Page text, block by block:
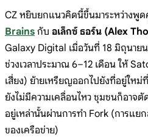
CZ หยิบยกแนวคิดนี้ขึ้นมาระหว่างพู
Brains กับ อเล็กซ์ ธอร์น (Alex
Galaxy Digital เมื่อวันที่ 18 มิถุนาย
ช่วงเวลาประมาณ 6–12 เดือน ให้
เสี่ยง) ย้ายเหรียญออกไปยังที่อยู่ให
ยังไม่มีความเคลื่อนไหว ชุมชนก็อาจ
อยู่เหล่านั้นผ่านการทำ Fork (การแย
ของเครือข่าย)